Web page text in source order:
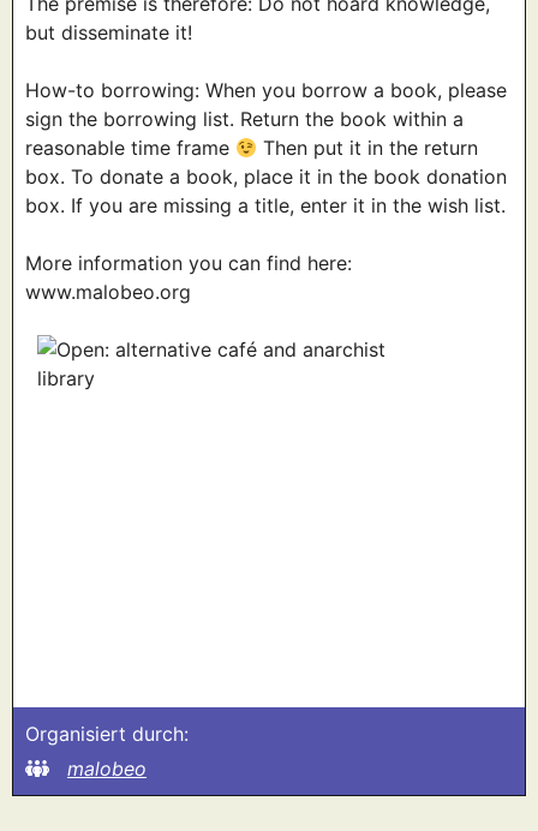
but disseminate it!
How-to borrowing: When you borrow a book, please
sign the borrowing list. Return the book within a
reasonable time frame
Then put it in the return
box. To donate a book, place it in the book donation
box. If you are missing a title, enter it in the wish list.
More information you can find here:
www.malobeo.org
Organisiert durch:
malobeo